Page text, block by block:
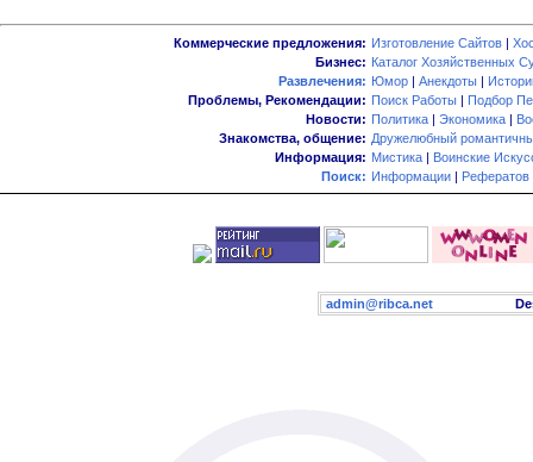
Коммерческие предложения: Изготовление Сайтов |
Бизнес: Каталог Хозяйственных
Развлечения: Юмор | Анекдоты |
Проблемы, Рекомендации: Поиск Работы | Подбор
Новости: Политика | Экономика |
Знакомства, общение: Дружелюбный
Информация: Мистика | Воинские
Поиск: Информации | Рефератов
admin@ribca.net